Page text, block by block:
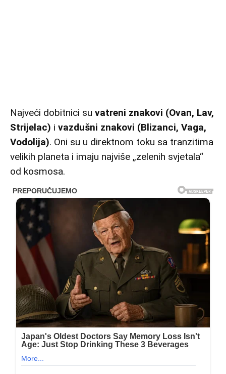
Najveći dobitnici su vatreni znakovi (Ovan, Lav,
Strijelac) i vazdušni znakovi (Blizanci, Vaga,
Vodolija). Oni su u direktnom toku sa tranzitima
velikih planeta i imaju najviše „zelenih svjetala“
od kosmosa.